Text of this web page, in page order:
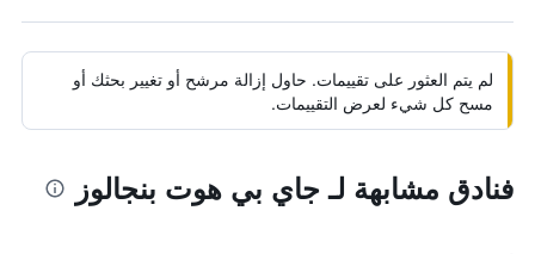
لم يتم العثور على تقييمات. حاول إزالة مرشح أو تغيير بحثك أو
مسح كل شيء لعرض التقييمات.
فنادق مشابهة لـ جاي بي هوت بنجالوز